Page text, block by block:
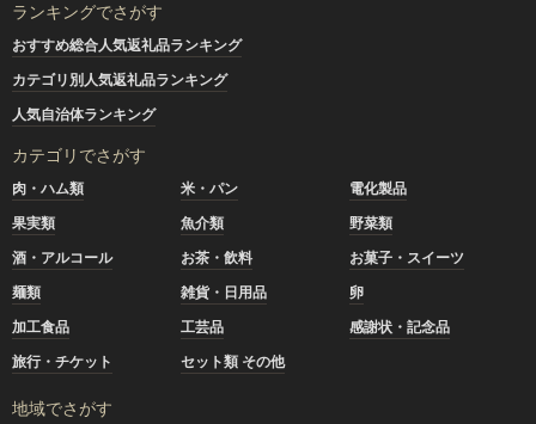
ランキングでさがす
おすすめ総合人気返礼品ランキング
カテゴリ別人気返礼品ランキング
人気自治体ランキング
カテゴリでさがす
肉・ハム類 米・パン
電化製品
果実類
魚介類
野菜類
酒・アルコール
お茶・飲料
お菓子・スイーツ
麺類
雑貨・日用品
卵
加工食品
工芸品
感謝状・記念品
旅行・チケット
セット類 その他
地域でさがす